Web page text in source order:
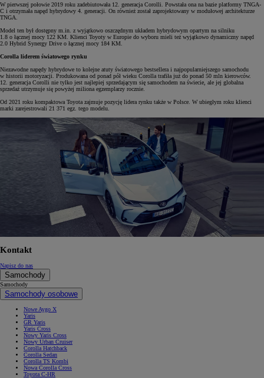
W pierwszej połowie 2019 roku zadebiutowała 12. generacja Corolli. Powstała ona na bazie platformy TNGA-
C i otrzymała napęd hybrydowy 4. generacji. On również został zaprojektowany w modułowej architekturze
TNGA.
Model ten był dostępny m.in. z wyjątkowo oszczędnym układem hybrydowym opartym na silniku
1.8 o łącznej mocy 122 KM. Klienci Toyoty w Europie do wyboru mieli też wyjątkowo dynamiczny napęd
2.0 Hybrid Synergy Drive o łącznej mocy 184 KM.
Corolla liderem światowego rynku
Niezawodne napędy hybrydowe to kolejne atuty światowego bestsellera i najpopularniejszego samochodu
w historii motoryzacji. Produkowana od ponad pół wieku Corolla trafiła już do ponad 50 mln kierowców.
12. generacja Corolli nie tylko jest najlepiej sprzedającym się samochodem na świecie, ale jej globalna
sprzedaż utrzymuje się powyżej miliona egzemplarzy rocznie.
Od 2021 roku kompaktowa Toyota zajmuje pozycję lidera rynku także w Polsce. W ubiegłym roku klienci
marki zarejestrowali 21 371 egz. tego modelu.
Kontakt
Napisz do nas
Samochody
Samochody
Samochody osobowe
Nowe Aygo X
Yaris
GR Yaris
Yaris Cross
Nowy Yaris Cross
Nowy Urban Cruiser
Corolla Hatchback
Corolla Sedan
Corolla TS Kombi
Nowa Corolla Cross
Toyota C-HR